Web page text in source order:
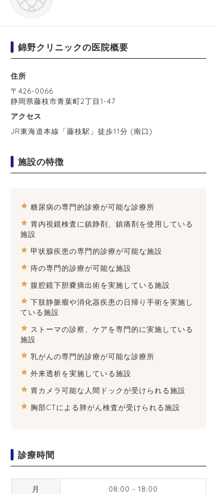
錦野クリニックの医院概要
住所
〒426-0066
静岡県藤枝市青葉町2丁目1-47
アクセス
JR東海道本線「藤枝駅」徒歩11分 (南口)
施設の特徴
star 糖尿病の専門的診療が可能な診療所
star 胃内視鏡検査に鎮静剤、鎮痛剤を使用している
施設
star 甲状腺疾患の専門的診療が可能な施設
star 痔の専門的診療が可能な施設
star 腹腔鏡下胆嚢摘出術を実施している施設
star 下肢静脈瘤や消化器疾患の日帰り手術を実施し
ている施設
star ストーマの診察、ケアを専門的に実施している
施設
star 乳がんの専門的診療が可能な診療所
star 外来透析を実施している施設
star 胃カメラ可能な人間ドックが受けられる施設
star 胸部CTによる肺がん検査が受けられる施設
診療時間
月 08:00 - 18:00